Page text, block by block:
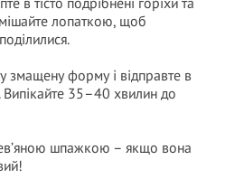
лопаткою, щоб
у змащену форму і відправте в
Випікайте 35–40 хвилин до
шпажкою – якщо вона